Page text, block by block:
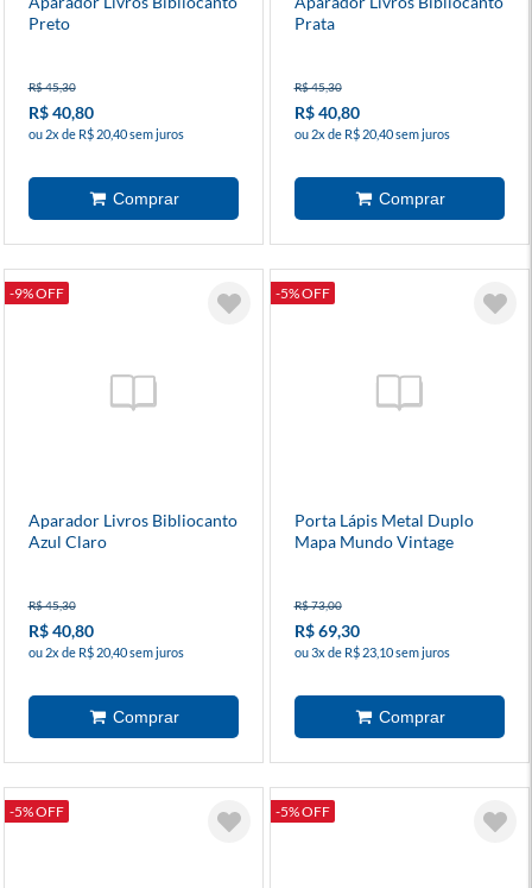
Preto
R$ 45,30
R$ 40,80
ou 2x de R$ 20,40 sem juros
Prata
R$ 45,30
R$ 40,80
ou 2x de R$ 20,40 sem juros
-9% OFF
Aparador Livros Bibliocanto
Azul Claro
R$ 45,30
R$ 40,80
ou 2x de R$ 20,40 sem juros
-5% OFF
Porta Lápis Metal Duplo
Mapa Mundo Vintage
R$ 73,00
R$ 69,30
ou 3x de R$ 23,10 sem juros
-5% OFF -5% OFF